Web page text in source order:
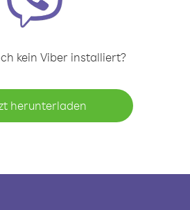
kein Viber installiert?
herunterladen